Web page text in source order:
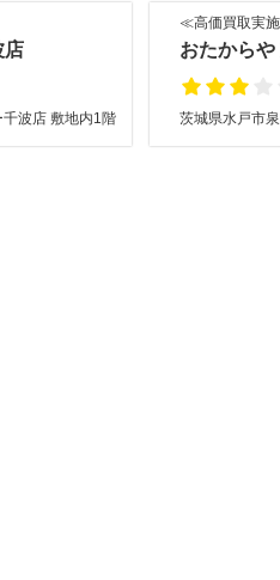
店
波店 敷地内1階
≪高価買取実
おたから
茨城県水戸市